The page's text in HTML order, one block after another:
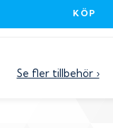
KÖP
Se fler tillbehör ›